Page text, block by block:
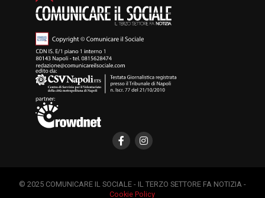
© 2025 COMUNICARE IL SOCIALE - IL TERZO SETTORE FA NOTIZIA -
Cookie Policy